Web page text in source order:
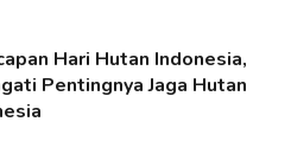
Hari Hutan Indonesia,
Pentingnya Jaga Hutan